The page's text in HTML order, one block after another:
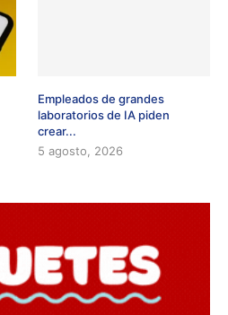
Empleados de grandes
laboratorios de IA piden
crear...
5 agosto, 2026